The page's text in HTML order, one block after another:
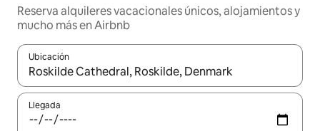
Reserva alquileres vacacionales únicos, alojamientos y
mucho más en Airbnb
Ubicación
Cuando los resultados estén disponibles, navega con las
Llegada